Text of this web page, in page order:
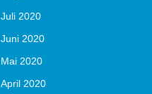
Juli 2020
Juni 2020
Mai 2020
April 2020